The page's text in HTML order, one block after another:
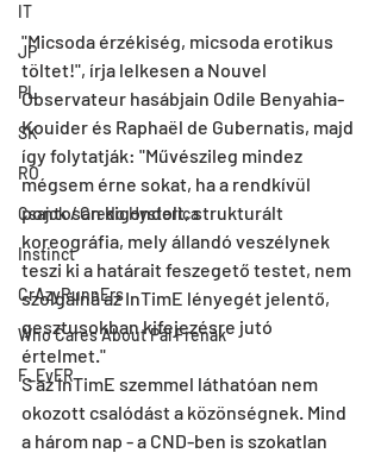
IT
JP
PL
SK
RO
Csajok / Credo Hysterica
Instinct
CrAzyRunnErs
Who Cares About Pál Frenák
F_EvER
"Micsoda érzékiség, micsoda erotikus
töltet!", írja lelkesen a Nouvel
Observateur hasábjain Odile Benyahia-
Kouider és Raphaël de Gubernatis, majd
így folytatják: "Művészileg mindez
mégsem érne sokat, ha a rendkívül
pontosan kigondolt, strukturált
koreográfia, mely állandó veszélynek
teszi ki a határait feszegető testet, nem
szolgálná az InTimE lényegét jelentő,
gesztusokban kifejezésre jutó
értelmet."
S az InTimE szemmel láthatóan nem
okozott csalódást a közönségnek. Mind
a három nap - a CND-ben is szokatlan